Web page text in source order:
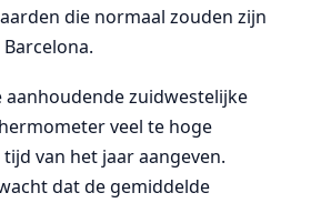
die normaal zouden zijn
aanhoudende zuidwestelijke
veel te hoge
van het jaar aangeven.
dat de gemiddelde